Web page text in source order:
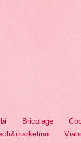
Bricolage